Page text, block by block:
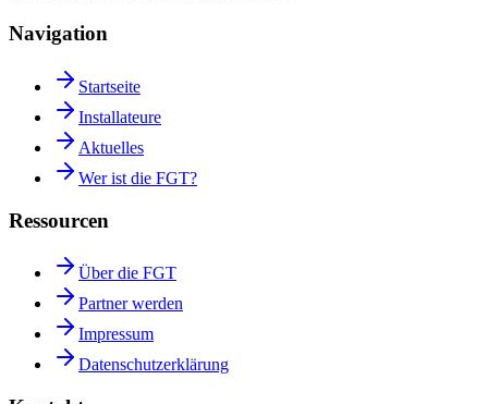
Navigation
Startseite
Installateure
Aktuelles
Wer ist die FGT?
Ressourcen
Über die FGT
Partner werden
Impressum
Datenschutzerklärung